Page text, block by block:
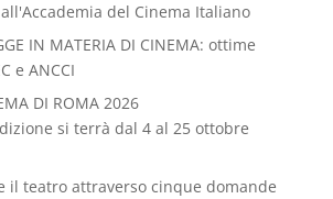
del Cinema Italiano
IN MATERIA DI CINEMA: ottime
e ANCCI
DI ROMA 2026
si terrà dal 4 al 25 ottobre
il teatro attraverso cinque domande